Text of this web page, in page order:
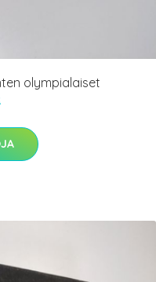
olympialaiset